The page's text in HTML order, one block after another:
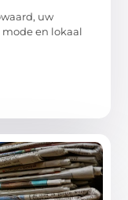
uw
en lokaal